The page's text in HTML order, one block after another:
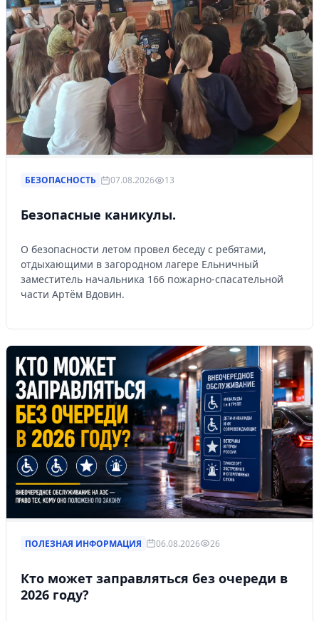
БЕЗОПАСНОСТЬ 07.08.2026 13
Безопасные каникулы.
О безопасности летом провел беседу с ребятами,
отдыхающими в загородном лагере Ельничный
заместитель начальника 166 пожарно-спасательной
части Артём Вдовин.
ПОЛЕЗНАЯ ИНФОРМАЦИЯ 06.08.2026 26
Кто может заправляться без очереди в
2026 году?